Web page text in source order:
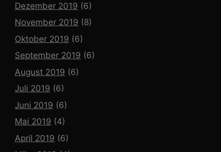
Dezember 2019 (6)
November 2019 (8)
Oktober 2019 (6)
September 2019 (6)
August 2019 (6)
Juli 2019 (6)
Juni 2019 (6)
Mai 2019 (4)
April 2019 (6)